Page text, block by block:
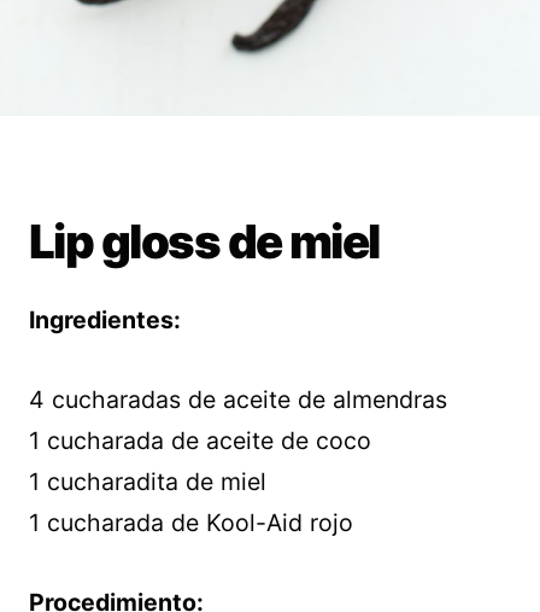
Lip gloss de miel
Ingredientes:
4 cucharadas de aceite de almendras
1 cucharada de aceite de coco
1 cucharadita de miel
1 cucharada de Kool-Aid rojo
Procedimiento: